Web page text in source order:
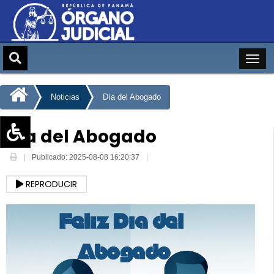
Aumentar texto (+)
Restablecer texto
Escala de Brillo
Escala de grises
Noticias Día del Abogado
Día del Abogado
Publicado: 2025-08-08 16:20:37
REPRODUCIR